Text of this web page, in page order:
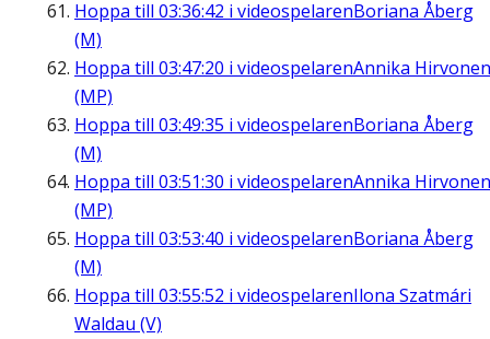
Hoppa till 03:36:42 i videospelarenBoriana Åberg
(M)
Hoppa till 03:47:20 i videospelarenAnnika Hirvonen
(MP)
Hoppa till 03:49:35 i videospelarenBoriana Åberg
(M)
Hoppa till 03:51:30 i videospelarenAnnika Hirvonen
(MP)
Hoppa till 03:53:40 i videospelarenBoriana Åberg
(M)
Hoppa till 03:55:52 i videospelarenIlona Szatmári
Waldau (V)